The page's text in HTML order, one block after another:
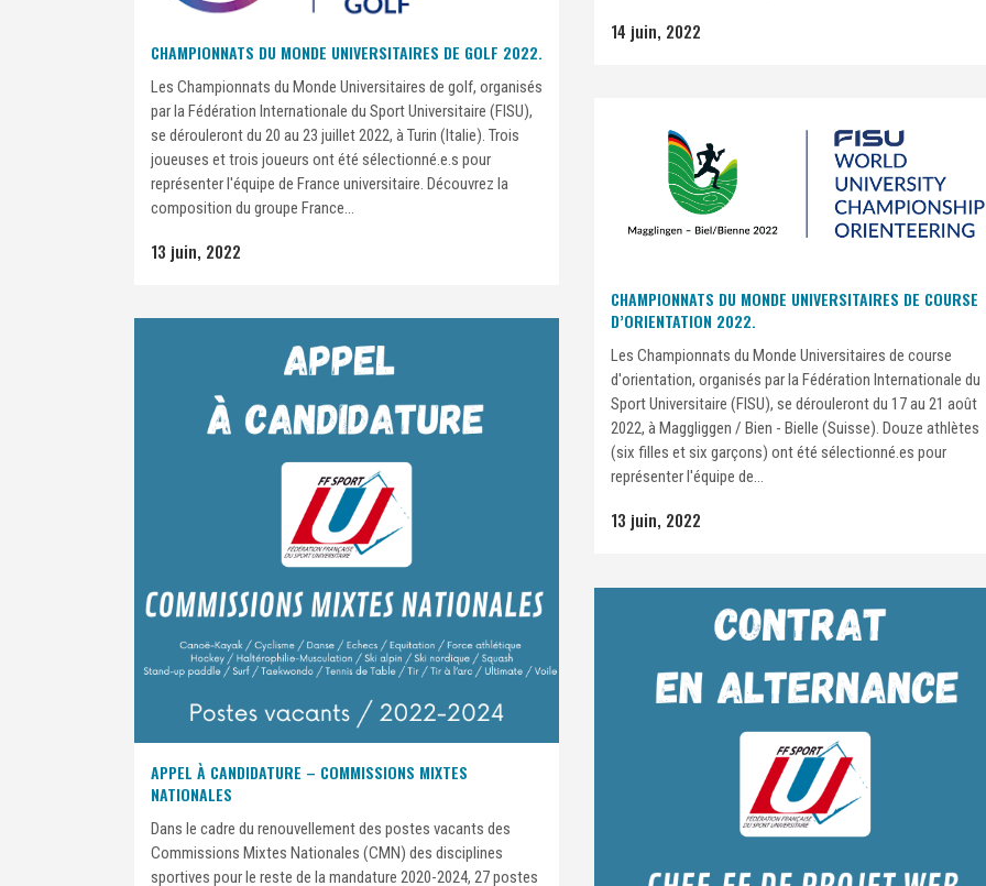
14 juin, 2022
CHAMPIONNATS DU MONDE UNIVERSITAIRES DE GOLF 2022.
Les Championnats du Monde Universitaires de golf, organisés
par la Fédération Internationale du Sport Universitaire (FISU),
se dérouleront du 20 au 23 juillet 2022, à Turin (Italie). Trois
joueuses et trois joueurs ont été sélectionné.e.s pour
représenter l'équipe de France universitaire. Découvrez la
composition du groupe France...
13 juin, 2022
CHAMPIONNATS DU MONDE UNIVERSITAIRES DE COURSE
D’ORIENTATION 2022.
Les Championnats du Monde Universitaires de course
d'orientation, organisés par la Fédération Internationale du
Sport Universitaire (FISU), se dérouleront du 17 au 21 août
2022, à Maggliggen / Bien - Bielle (Suisse). Douze athlètes
(six filles et six garçons) ont été sélectionné.es pour
représenter l'équipe de...
13 juin, 2022
APPEL À CANDIDATURE – COMMISSIONS MIXTES
NATIONALES
Dans le cadre du renouvellement des postes vacants des
Commissions Mixtes Nationales (CMN) des disciplines
sportives pour le reste de la mandature 2020-2024, 27 postes